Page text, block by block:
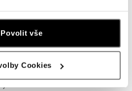
Povolit vše
Cookies
(PIQUÉ)
voľným okom skúseného